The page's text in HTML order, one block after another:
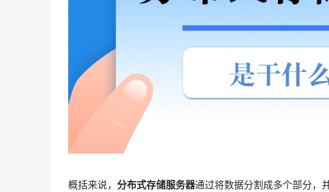
概括来说， 分布式存储服务器通过将数据分割成多个部分，